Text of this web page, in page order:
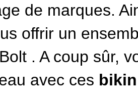
de marques.
offrir un
. A coup sûr,
avec ces